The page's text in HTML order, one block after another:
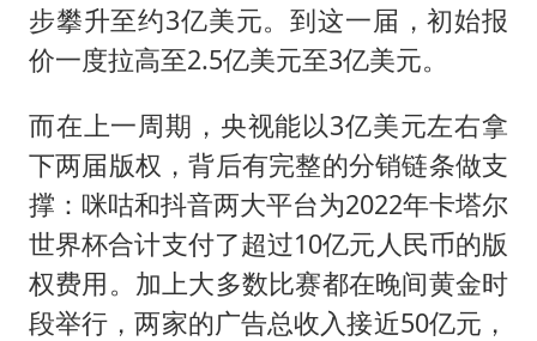
步攀升至约3亿美元。到这一届，初始报
价一度拉高至2.5亿美元至3亿美元。
而在上一周期，央视能以3亿美元左右拿
下两届版权，背后有完整的分销链条做支
撑：咪咕和抖音两大平台为2022年卡塔尔
世界杯合计支付了超过10亿元人民币的版
权费用。加上大多数比赛都在晚间黄金时
段举行，两家的广告总收入接近50亿元，